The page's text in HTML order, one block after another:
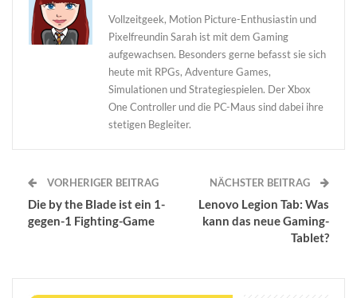
Vollzeitgeek, Motion Picture-Enthusiastin und
Pixelfreundin Sarah ist mit dem Gaming
aufgewachsen. Besonders gerne befasst sie sich
heute mit RPGs, Adventure Games,
Simulationen und Strategiespielen. Der Xbox
One Controller und die PC-Maus sind dabei ihre
stetigen Begleiter.
VORHERIGER BEITRAG
Die by the Blade ist ein 1-
gegen-1 Fighting-Game
NÄCHSTER BEITRAG
Lenovo Legion Tab: Was
kann das neue Gaming-
Tablet?